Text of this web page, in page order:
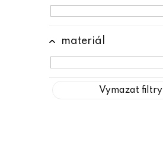
materiál
Vymazat filtry